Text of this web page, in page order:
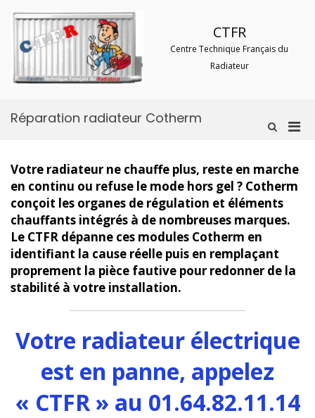
CTFR
Centre Technique Français du
Radiateur
Afficher
de
recherche
Réparation radiateur Cotherm
Votre radiateur ne chauffe plus, reste en marche
en continu ou refuse le mode hors gel ? Cotherm
conçoit les organes de régulation et éléments
chauffants intégrés à de nombreuses marques.
Le CTFR dépanne ces modules Cotherm en
identifiant la cause réelle puis en remplaçant
proprement la pièce fautive pour redonner de la
stabilité à votre installation.
Votre radiateur électrique
est en panne, appelez
« CTFR » au 01.64.82.11.14